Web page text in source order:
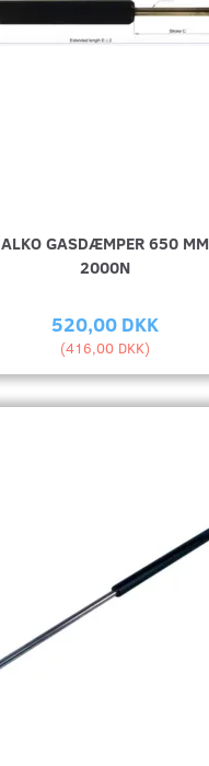
ALKO GASDÆMPER 650 MM
2000N
520,00 DKK
(416,00 DKK)